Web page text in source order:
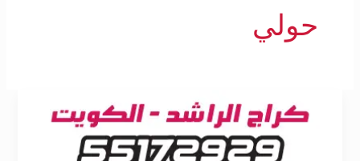
حولي
تبديل